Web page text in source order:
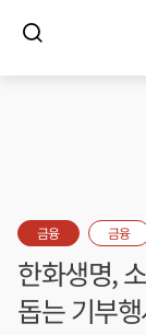
금융 금융
한화생명,
돕는 기부